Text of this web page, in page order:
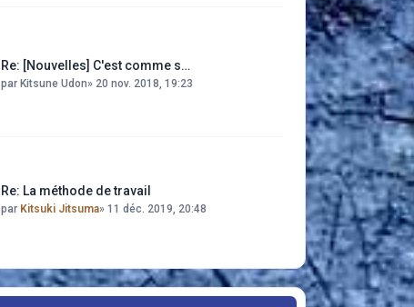
Re: [Nouvelles] C'est comme s…
par Kitsune Udon» 20 nov. 2018, 19:23
Re: La méthode de travail
par Kitsuki Jitsuma» 11 déc. 2019, 20:48